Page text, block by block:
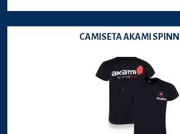
CAMISETA AKAMI